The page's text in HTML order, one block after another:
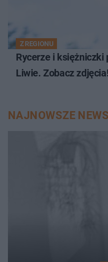
Z REGIONU
Rycerze i księżniczki
Liwie. Zobacz zdjęcia!
NAJNOWSZE